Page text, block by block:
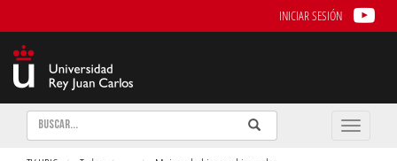
INICIAR SESIÓN
Buscar Enviar
Buscar
Toggle